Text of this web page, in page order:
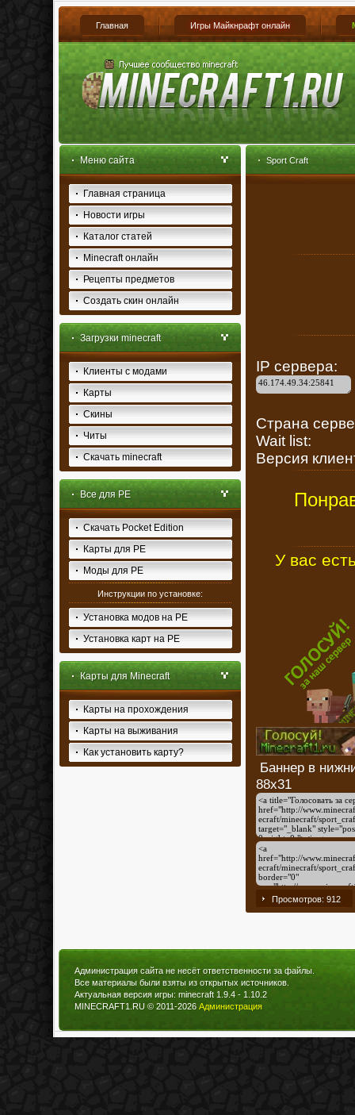
Главная Игры Майкнрафт онлайн
Меню сайта
Главная страница
Новости игры
Каталог статей
Minecraft онлайн
Рецепты предметов
Создать скин онлайн
Загрузки minecraft
Клиенты с модами
Карты
Скины
Читы
Скачать minecraft
Все для PE
Скачать Pocket Edition
Карты для PE
Моды для PE
Инструкции по установке:
Установка модов на PE
Установка карт на PE
Карты для Minecraft
Карты на прохождения
Карты на выживания
Как установить карту?
Sport Craft
IP
Страна
Wait
Версия
У вас
Баннер в
88x31
Просмотров: 912
Администрация сайта не несёт ответственности за файлы.
Все материалы были взяты из открытых источников.
Актуальная версия игры: minecraft 1.9.4 - 1.10.2
MINECRAFT1.RU © 2011-2026 Администрация